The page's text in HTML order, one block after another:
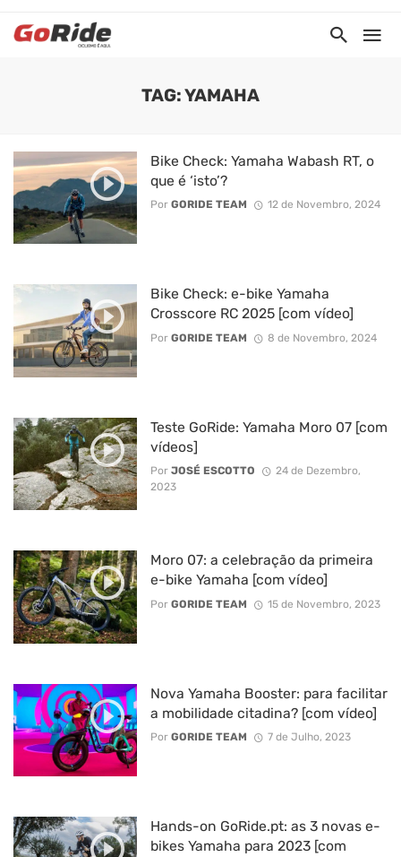
TAG: YAMAHA
Bike Check: Yamaha Wabash RT, o
que é ‘isto’?
Por GORIDE TEAM 12 de Novembro, 2024
Bike Check: e-bike Yamaha
Crosscore RC 2025 [com vídeo]
Por GORIDE TEAM 8 de Novembro, 2024
Teste GoRide: Yamaha Moro 07 [com
vídeos]
Por JOSÉ ESCOTTO
24 de Dezembro,
2023
Moro 07: a celebração da primeira
e-bike Yamaha [com vídeo]
Por GORIDE TEAM 15 de Novembro, 2023
Nova Yamaha Booster: para facilitar
a mobilidade citadina? [com vídeo]
Por GORIDE TEAM 7 de Julho, 2023
Hands-on GoRide.pt: as 3 novas e-
bikes Yamaha para 2023 [com